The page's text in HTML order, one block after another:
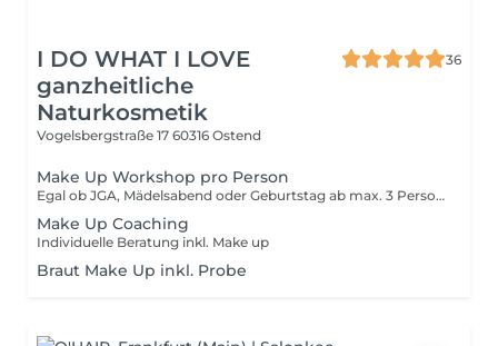
I DO WHAT I LOVE
ganzheitliche
Naturkosmetik
36
Vogelsbergstraße 17 60316 Ostend
Make Up Workshop pro Person
Egal ob JGA, Mädelsabend oder Geburtstag ab max. 3 Personen
Make Up Coaching
Individuelle Beratung inkl. Make up
Braut Make Up inkl. Probe